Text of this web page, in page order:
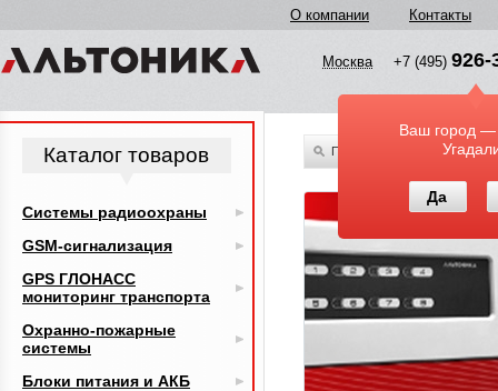
О компании Контакты
Москва +7 (495) 926-
Ваш город —
Да
По всему каталогу
Каталог товаров
Системы радиоохраны
GSM-сигнализация
GPS ГЛОНАСС
мониторинг транспорта
Охранно-пожарные
системы
Блоки питания и АКБ